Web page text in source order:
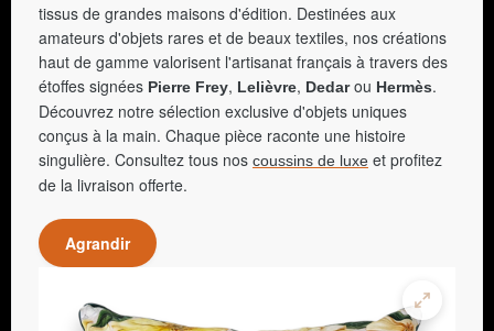
tissus de grandes maisons d'édition. Destinées aux
amateurs d'objets rares et de beaux textiles, nos créations
haut de gamme valorisent l'artisanat français à travers des
étoffes signées Pierre Frey, Lelièvre, Dedarou Hermès.
Découvrez notre sélection exclusive d'objets uniques
conçus à la main. Chaque pièce raconte une histoire
singulière. Consultez tous nos coussins de luxe et profitez
de la livraison offerte.
Agrandir